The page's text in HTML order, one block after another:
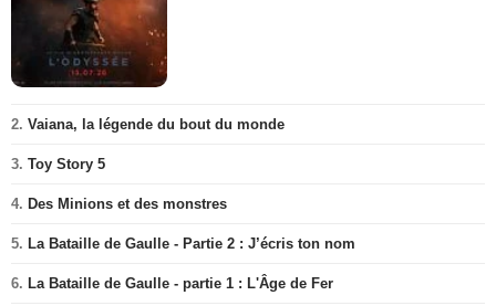
2. Vaiana, la légende du bout du monde
3. Toy Story 5
4. Des Minions et des monstres
5. La Bataille de Gaulle - Partie 2 : J’écris ton nom
6. La Bataille de Gaulle - partie 1 : L'Âge de Fer